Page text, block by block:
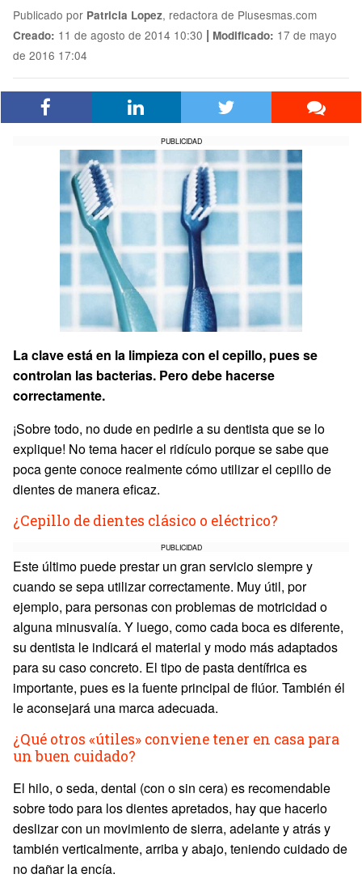
Publicado por Patricia Lopez, redactora de Plusesmas.com
Creado: 11 de agosto de 2014 10:30 | Modificado: 17 de mayo
de 2016 17:04
PUBLICIDAD
La clave está en la limpieza con el cepillo, pues se
controlan las bacterias. Pero debe hacerse
correctamente.
¡Sobre todo, no dude en pedirle a su dentista que se lo
explique! No tema hacer el ridículo porque se sabe que
poca gente conoce realmente cómo utilizar el cepillo de
dientes de manera eficaz.
¿Cepillo de dientes clásico o eléctrico?
PUBLICIDAD
Este último puede prestar un gran servicio siempre y
cuando se sepa utilizar correctamente. Muy útil, por
ejemplo, para personas con problemas de motricidad o
alguna minusvalía. Y luego, como cada boca es diferente,
su dentista le indicará el material y modo más adaptados
para su caso concreto. El tipo de pasta dentífrica es
importante, pues es la fuente principal de flúor. También él
le aconsejará una marca adecuada.
¿Qué otros «útiles» conviene tener en casa para
un buen cuidado?
El hilo, o seda, dental (con o sin cera) es recomendable
sobre todo para los dientes apretados, hay que hacerlo
deslizar con un movimiento de sierra, adelante y atrás y
también verticalmente, arriba y abajo, teniendo cuidado de
no dañar la encía.